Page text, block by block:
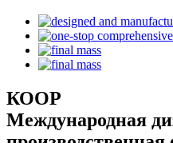
КООР
Международная